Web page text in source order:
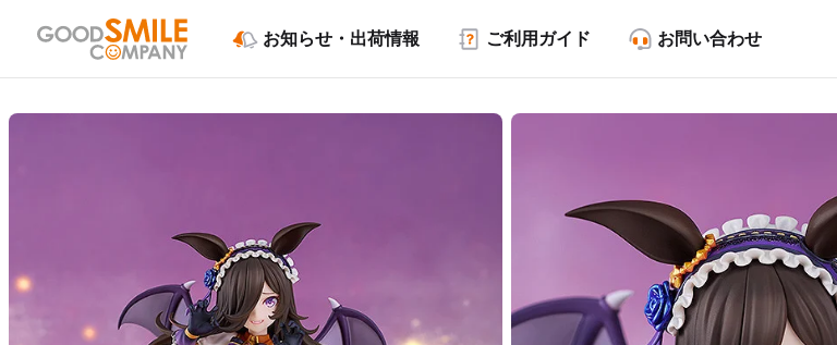
お知らせ・出荷情報 ご利用ガイド お問い合わせ